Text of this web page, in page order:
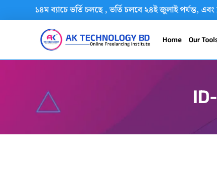
১৪ম ব্যাচে ভর্তি চলছে , ভর্তি চলবে ২৪ই জুলাই পর্যন্ত,
Home Our